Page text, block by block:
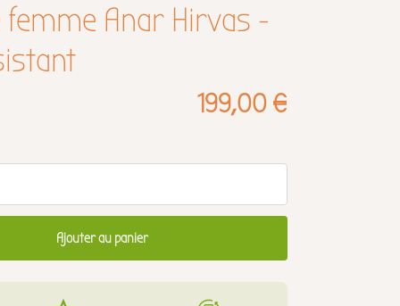
femme Anar Hirvas -
199,00 €
Ajouter au panier